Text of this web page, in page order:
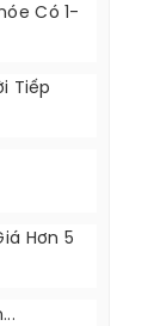
Có 1-
Tiếp
Hơn 5